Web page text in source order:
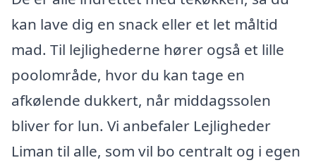
kan lave dig en snack eller et let måltid
mad. Til lejlighederne hører også et lille
poolområde, hvor du kan tage en
afkølende dukkert, når middagssolen
bliver for lun. Vi anbefaler Lejligheder
Liman til alle, som vil bo centralt og i egen